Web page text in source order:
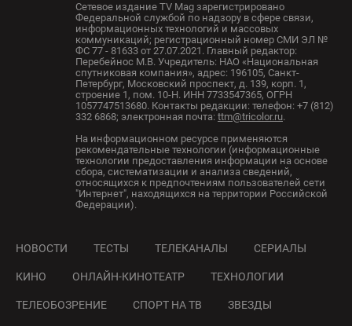
Сетевое издание TV Mag зарегистрировано
Федеральной службой по надзору в сфере связи,
информационных технологий и массовых
коммуникаций; регистрационный номер СМИ ЭЛ №
ФС 77 - 81633 от 27.07.2021. Главный редактор:
Перебейнос М.В. Учредитель: НАО «Национальная
спутниковая компания», адрес: 196105, Санкт-
Петербург, Московский проспект, д. 139, корп. 1,
строение 1, пом. 10-Н. ИНН 7733547365, ОГРН
1057747513680. Контакты редакции: телефон: +7 (812)
332 6868; электронная почта: ttm@tricolor.ru.
На информационном ресурсе применяются
рекомендательные технологии (информационные
технологии предоставления информации на основе
сбора, систематизации и анализа сведений,
относящихся к предпочтениям пользователей сети
"Интернет", находящихся на территории Российской
Федерации).
НОВОСТИ ТЕСТЫ ТЕЛЕКАНАЛЫ СЕРИАЛЫ
КИНО ОНЛАЙН-КИНОТЕАТР ТЕХНОЛОГИИ
ТЕЛЕОБОЗРЕНИЕ СПОРТ НА ТВ ЗВЕЗДЫ